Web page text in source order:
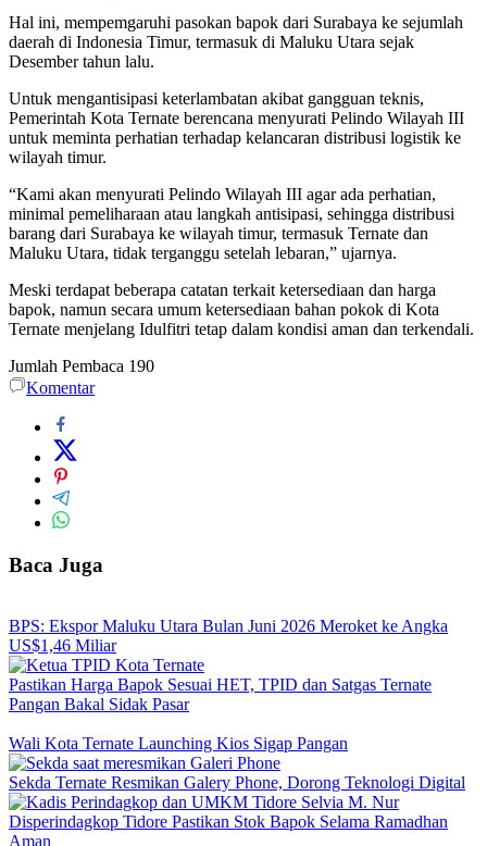
Hal ini, mempemgaruhi pasokan bapok dari Surabaya ke sejumlah
daerah di Indonesia Timur, termasuk di Maluku Utara sejak
Desember tahun lalu.
Untuk mengantisipasi keterlambatan akibat gangguan teknis,
Pemerintah Kota Ternate berencana menyurati Pelindo Wilayah III
untuk meminta perhatian terhadap kelancaran distribusi logistik ke
wilayah timur.
“Kami akan menyurati Pelindo Wilayah III agar ada perhatian,
minimal pemeliharaan atau langkah antisipasi, sehingga distribusi
barang dari Surabaya ke wilayah timur, termasuk Ternate dan
Maluku Utara, tidak terganggu setelah lebaran,” ujarnya.
Meski terdapat beberapa catatan terkait ketersediaan dan harga
bapok, namun secara umum ketersediaan bahan pokok di Kota
Ternate menjelang Idulfitri tetap dalam kondisi aman dan terkendali.
Jumlah Pembaca 190
Komentar
Baca Juga
BPS: Ekspor Maluku Utara Bulan Juni 2026 Meroket ke Angka
US$1,46 Miliar
Pastikan Harga Bapok Sesuai HET, TPID dan Satgas Ternate
Pangan Bakal Sidak Pasar
Wali Kota Ternate Launching Kios Sigap Pangan
Sekda Ternate Resmikan Galery Phone, Dorong Teknologi Digital
Disperindagkop Tidore Pastikan Stok Bapok Selama Ramadhan
Aman